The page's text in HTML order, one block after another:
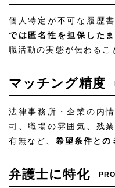
個人特定が不可な履歴
では匿名性を担保した
職活動の実態が伝わるこ
マッチング精度
法律事務所・企業の内
司、職場の雰囲気、残
有無など、 希望条件との
弁護士に特化